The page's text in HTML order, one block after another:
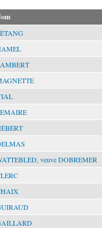
veuve DOBREMER